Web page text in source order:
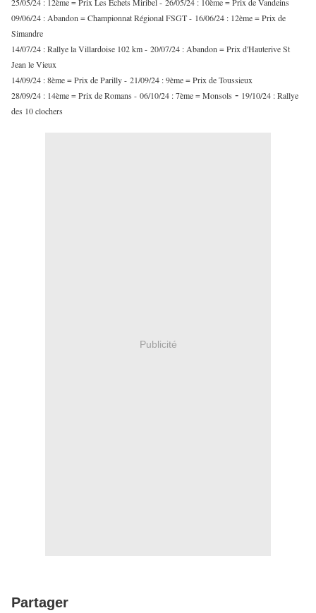
09/06/24 : Abandon = Championnat Régional FSGT - 16/06/24 : 12ème = Prix de
Simandre
14/07/24 : Rallye la Villardoise 102 km - 20/07/24 : Abandon = Prix d'Hauterive St
Jean le Vieux
14/09/24 : 8ème = Prix de Parilly - 21/09/24 : 9ème = Prix de Toussieux
28/09/24 : 14ème = Prix de Romans - 06/10/24 : 7ème = Monsols - 19/10/24 : Rallye
des 10 clochers
Publicité
Partager